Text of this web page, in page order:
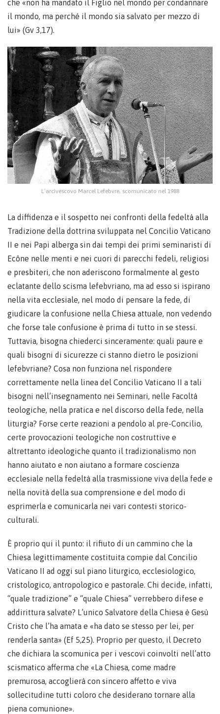
che «non ha mandato il Figlio nel mondo per condannare
il mondo, ma perché il mondo sia salvato per mezzo di
lui» (Gv 3,17).
L’arcivescovo Marcel Lefebvre, scomunicato nel 1988
La diffidenza e il sospetto nei confronti della fedeltà alla
Tradizione della dottrina sviluppata nel Concilio Vaticano
II e nei Papi alberga sin dai tempi dei primi seminaristi di
Ecône nelle menti e nei cuori di parecchi fedeli, religiosi
e presbiteri, che non aderiscono formalmente al gesto
eclatante dello scisma lefebvriano, ma ad esso si ispirano
nella vita ecclesiale, nel modo di pensare la fede, di
giudicare la confusione nella Chiesa attuale, non vedendo
che forse tale confusione è prima di tutto in se stessi.
Tuttavia, bisogna chiederci sinceramente: quali paure e
quali bisogni di sicurezze ci stanno dietro le posizioni
lefebvriane? Cosa non funziona nel rispondere
correttamente nella linea del Concilio Vaticano II a tali
bisogni nell’insegnamento nei Seminari, nelle Facoltà
teologiche, nella pratica e nel discorso della fede, nella
liturgia? Forse certe reazioni a pendolo al pre-Concilio,
certe provocazioni teologiche non costruttive e
altrettanto ideologiche quanto il tradizionalismo non
hanno aiutato e non aiutano a formare coscienza
ecclesiale nella fedeltà alla trasmissione viva della fede e
nella novità della sua comprensione e del modo di
esprimerla e comunicarla nei vari contesti storico-
culturali.
È proprio qui il punto: il rifiuto di un cammino che la
Chiesa legittimamente costituita compie dal Concilio
Vaticano II ad oggi sul piano liturgico, ecclesiologico,
cristologico, antropologico e pastorale. Chi decide, infatti,
“quale tradizione” e “quale Chiesa” verrebbero difese e
addirittura salvate? L’unico Salvatore della Chiesa è Gesù
Cristo che l’ha amata e «ha dato se stesso per lei, per
renderla santa» (Ef 5,25). Proprio per questo, il Decreto
che dichiara la scomunica per i vescovi coinvolti nell’atto
scismatico afferma che «La Chiesa, come madre
premurosa, accoglierà con sincero affetto e viva
sollecitudine tutti coloro che desiderano tornare alla
piena comunione».